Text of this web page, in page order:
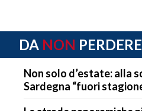
DA NON PERDERE
Non solo d’estate: alla
Sardegna “fuori